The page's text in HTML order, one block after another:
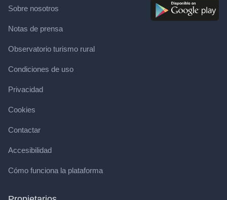
Sobre nosotros
Notas de prensa
Observatorio turismo rural
Condiciones de uso
Privacidad
Cookies
Contactar
Accesibilidad
Cómo funciona la plataforma